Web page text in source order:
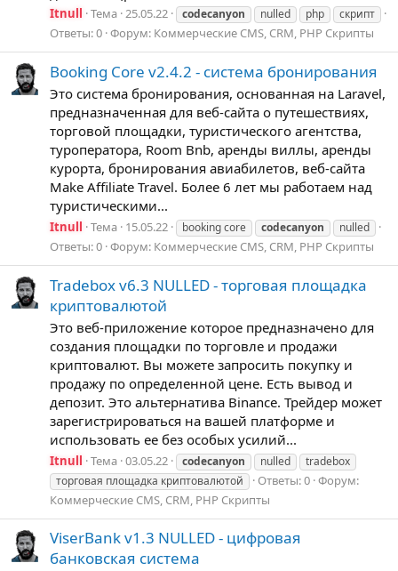
Itnull Тема 25.05.22 codecanyon nulled php скрипт
Ответы: 0 Форум: Коммерческие CMS, CRM, PHP Скрипты
Booking Core v2.4.2 - система бронирования
Это система бронирования, основанная на Laravel,
предназначенная для веб-сайта о путешествиях,
торговой площадки, туристического агентства,
туроператора, Room Bnb, аренды виллы, аренды
курорта, бронирования авиабилетов, веб-сайта
Make Affiliate Travel. Более 6 лет мы работаем над
туристическими...
Itnull Тема 15.05.22 booking core codecanyon nulled
Ответы: 0 Форум: Коммерческие CMS, CRM, PHP Скрипты
Tradebox v6.3 NULLED - торговая площадка
криптовалютой
Это веб-приложение которое предназначено для
создания площадки по торговле и продажи
криптовалют. Вы можете запросить покупку и
продажу по определенной цене. Есть вывод и
депозит. Это альтернатива Binance. Трейдер может
зарегистрироваться на вашей платформе и
использовать ее без особых усилий...
Itnull Тема 03.05.22 codecanyon nulled
tradebox
торговая площадка криптовалютой
Ответы: 0 Форум:
Коммерческие CMS, CRM, PHP Скрипты
ViserBank v1.3 NULLED - цифровая
банковская система